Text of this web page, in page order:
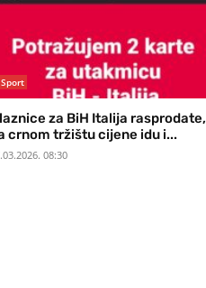
Sport
za BiH Italija rasprodate,
crnom tržištu cijene idu i...
08:30